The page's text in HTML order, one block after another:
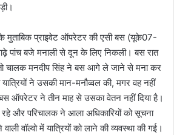
मुताबिक प्राइवेट ऑपरेटर की एसी बस (यूके07-
पांच बजे मनाली से दून के लिए निकली। बस रात
चालक मनदीप सिंह ने बस आगे ले जाने से मना कर
ने उसकी मान-मनौव्वल की, मगर वह नहीं
ऑपरेटर ने तीन माह से उसका वेतन नहीं दिया है।
रहे और परिचालक ने आला अधिकारियों को सूचना
वॉल्वो में यात्रियों को लाने की व्यवस्था की गई।